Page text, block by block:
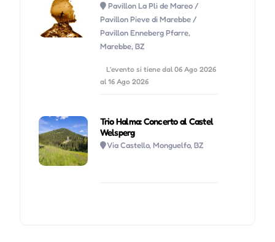
Pavillon La Pli de Mareo /
Pavillon Pieve di Marebbe /
Pavillon Enneberg Pfarre,
Marebbe, BZ
L'evento si tiene dal 06 Ago 2026
al 16 Ago 2026
Trio Halma: Concerto al Castel
Welsperg
Via Castello, Monguelfo, BZ